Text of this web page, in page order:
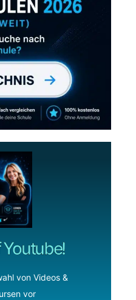
von Videos &
vor
auch
gefallen!